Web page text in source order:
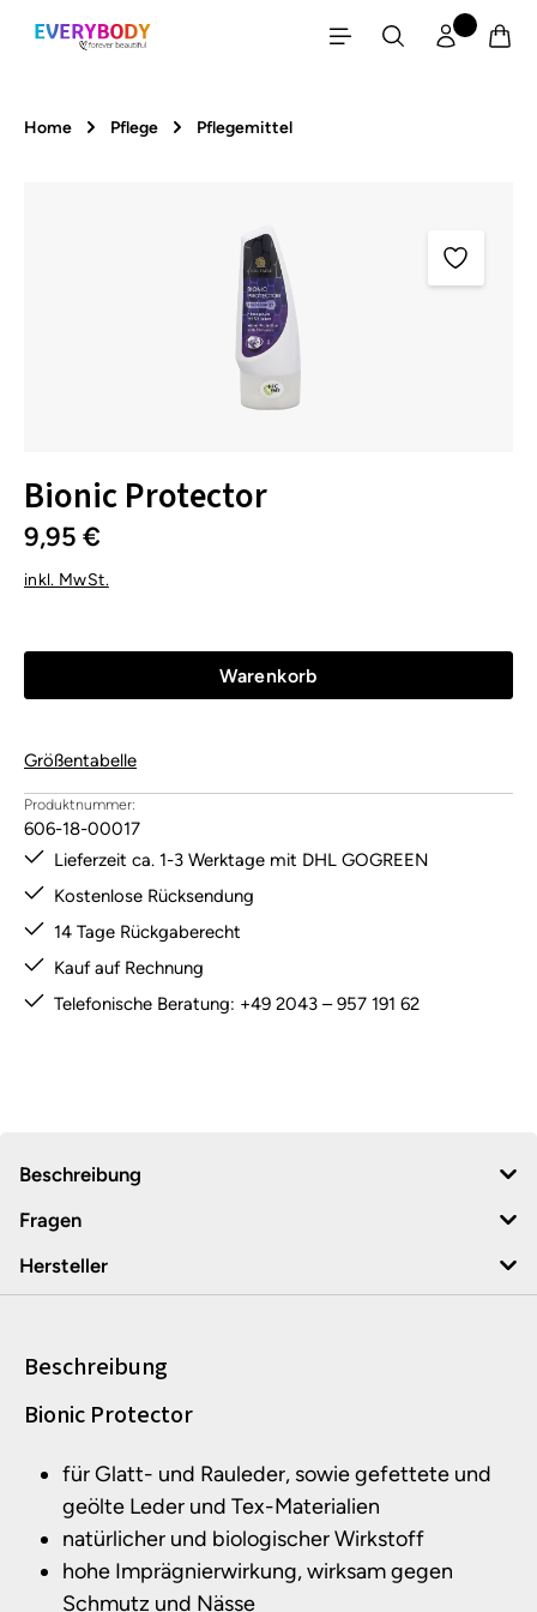
Zum Hauptinhalt springen
Home Pflege Pflegemittel
Bionic Protector
9,95 €
inkl. MwSt.
Warenkorb
Größentabelle
Produktnummer:
606-18-00017
Lieferzeit ca. 1-3 Werktage mit DHL GOGREEN
Kostenlose Rücksendung
14 Tage Rückgaberecht
Kauf auf Rechnung
Telefonische Beratung: +49 2043 – 957 191 62
Beschreibung
Fragen
Hersteller
Beschreibung
Produktinformationen
Bionic Protector
für Glatt- und Rauleder, sowie gefettete und
geölte Leder und Tex-Materialien
natürlicher und biologischer Wirkstoff
hohe Imprägnierwirkung, wirksam gegen
Schmutz und Nässe